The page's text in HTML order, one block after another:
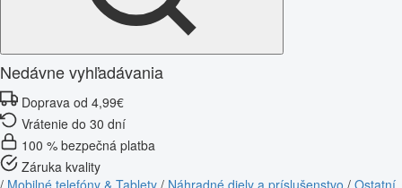
Nedávne vyhľadávania
Doprava od 4,99€
Vrátenie do 30 dní
100 % bezpečná platba
Záruka kvality
/ Mobilné telefóny & Tablety / Náhradné diely a príslušenstvo / Ostatní